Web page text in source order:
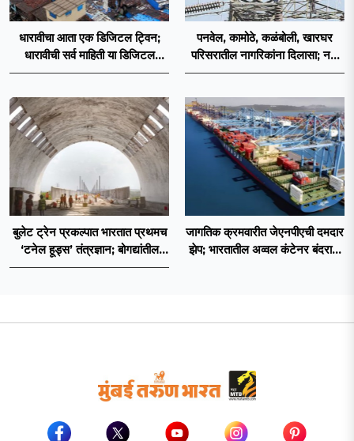
धारावीचा आता एक डिजिटल ट्विन;
धारावीची सर्व माहिती या डिजिटल
ट्विनमध्ये जतन
पनवेल, कामोठे, कळंबोली, खारघर
परिसरातील नागरिकांना दिलासा; नवी
मुंबईत वीज पुरवठ्यासाठी महावितरणची
बुलेट ट्रेन प्रकल्पात भारतात प्रथमच
‘टनेल हूड्स’ तंत्रज्ञान; बोगद्यांतील
दाबलहरी आणि आवाजावर
जागतिक क्रमवारीत जेएनपीएची दमदार
झेप; भारतातील अव्वल कंटेनर बंदराचा